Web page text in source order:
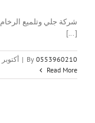
[...]
By 0553960210
| أكتوبر 21st, 2019
Read More